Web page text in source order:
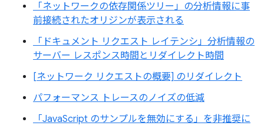
「ネットワークの依存関係ツリー」の分析情報に事
前接続されたオリジンが表示される
「ドキュメント リクエスト レイテンシ」分析情報の
サーバー レスポンス時間とリダイレクト時間
[ネットワーク リクエストの概要] のリダイレクト
パフォーマンス トレースのノイズの低減
「JavaScript のサンプルを無効にする」を非推奨に